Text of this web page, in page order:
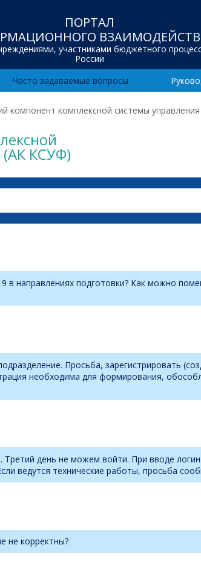
ПОРТАЛ
участниками бюджетного
России
Часто задаваемые вопросы
компонент комплексной системы
КСУФ)
в направлениях подготовки? Как можно
Просьба, зарегистрировать
необходима для формирования,
день не можем войти. При вводе
ведутся технические работы, просьба
не корректны?